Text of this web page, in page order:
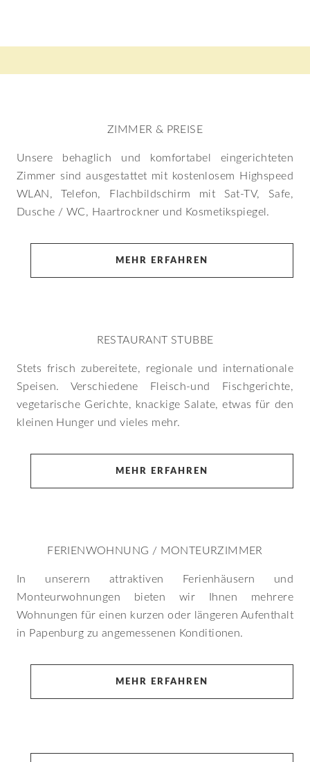
ZIMMER & PREISE
Unsere behaglich und komfortabel eingerichteten
Zimmer sind ausgestattet mit kostenlosem Highspeed
WLAN, Telefon, Flachbildschirm mit Sat-TV, Safe,
Dusche / WC, Haartrockner und Kosmetikspiegel.
MEHR ERFAHREN
RESTAURANT STUBBE
Stets frisch zubereitete, regionale und internationale
Speisen. Verschiedene Fleisch-und Fischgerichte,
vegetarische Gerichte, knackige Salate, etwas für den
kleinen Hunger und vieles mehr.
MEHR ERFAHREN
FERIENWOHNUNG / MONTEURZIMMER
In unserern attraktiven Ferienhäusern und
Monteurwohnungen bieten wir Ihnen mehrere
Wohnungen für einen kurzen oder längeren Aufenthalt
in Papenburg zu angemessenen Konditionen.
MEHR ERFAHREN